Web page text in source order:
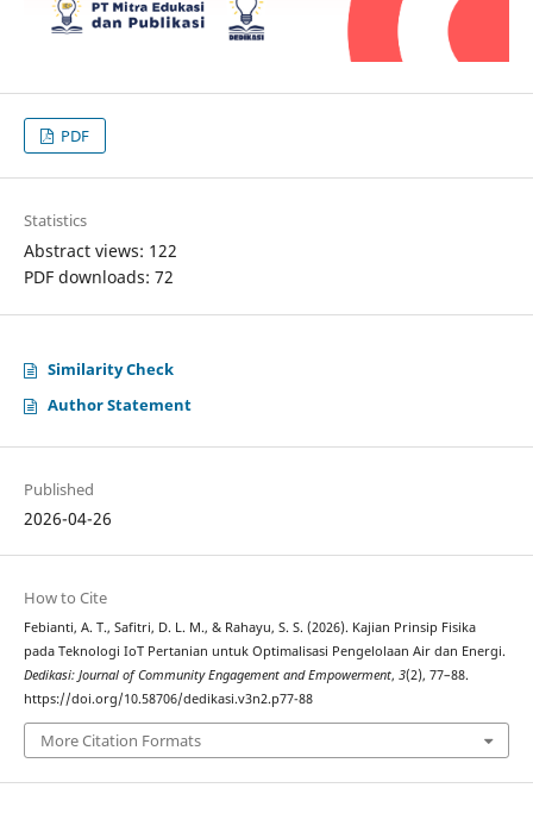
PDF
Statistics
Abstract views: 122
PDF downloads: 72
Similarity Check
Author Statement
Published
2026-04-26
How to Cite
Febianti, A. T., Safitri, D. L. M., & Rahayu, S. S. (2026). Kajian Prinsip Fisika
pada Teknologi IoT Pertanian untuk Optimalisasi Pengelolaan Air dan Energi.
Dedikasi: Journal of Community Engagement and Empowerment, 3(2), 77–88.
https://doi.org/10.58706/dedikasi.v3n2.p77-88
More Citation Formats